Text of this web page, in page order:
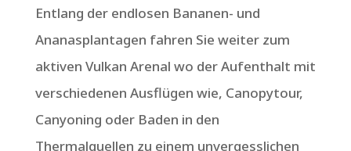
Entlang der endlosen Bananen- und
Ananasplantagen fahren Sie weiter zum
aktiven Vulkan Arenal wo der Aufenthalt mit
verschiedenen Ausflügen wie, Canopytour,
Canyoning oder Baden in den
Thermalquellen zu einem unvergesslichen